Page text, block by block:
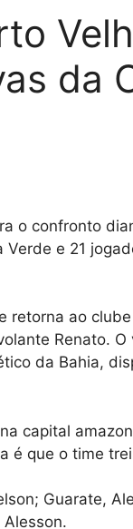
da
o confronto
e 21
retorna ao
Renato.
da Bahia,
capital
é que o time
Guarate,